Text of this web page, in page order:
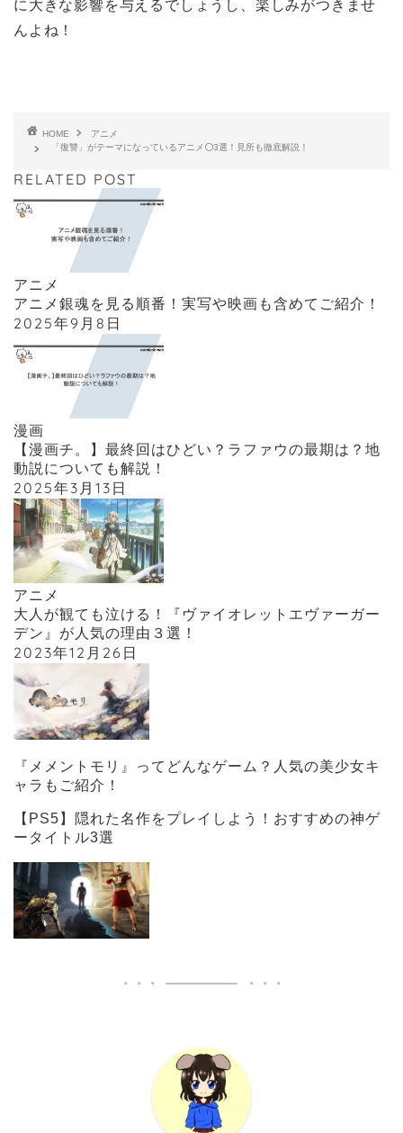
に大きな影響を与えるでしょうし、楽しみがつきませ
んよね！
HOME
アニメ
「復讐」がテーマになっているアニメ⚪3選！見所も徹底解説！
RELATED POST
アニメ
アニメ銀魂を見る順番！実写や映画も含めてご紹介！
2025年9月8日
漫画
【漫画チ。】最終回はひどい？ラファウの最期は？地
動説についても解説！
2025年3月13日
アニメ
大人が観ても泣ける！『ヴァイオレットエヴァーガー
デン』が人気の理由３選！
2023年12月26日
『メメントモリ』ってどんなゲーム？人気の美少女キ
ャラもご紹介！
【PS5】隠れた名作をプレイしよう！おすすめの神ゲ
ータイトル3選